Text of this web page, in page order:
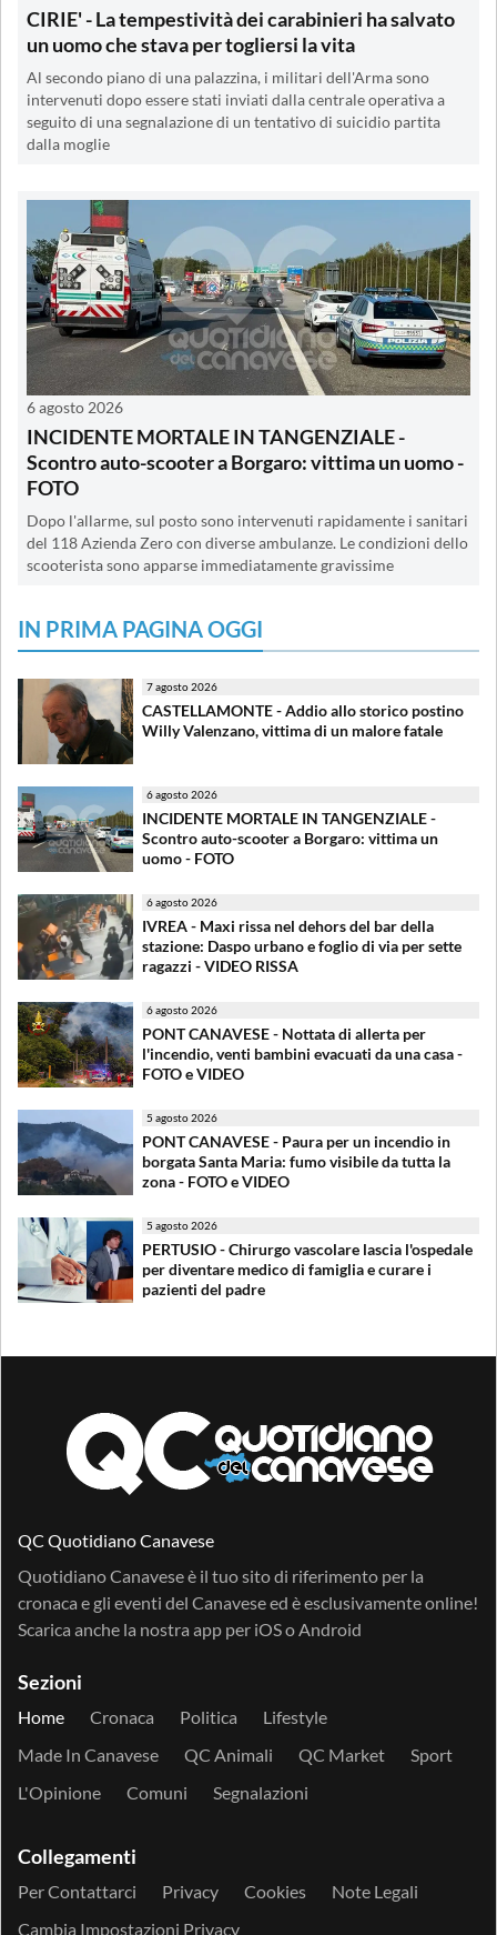
CIRIE' - La tempestività dei carabinieri ha salvato
un uomo che stava per togliersi la vita
Al secondo piano di una palazzina, i militari dell'Arma sono
intervenuti dopo essere stati inviati dalla centrale operativa a
seguito di una segnalazione di un tentativo di suicidio partita
dalla moglie
6 agosto 2026
INCIDENTE MORTALE IN TANGENZIALE -
Scontro auto-scooter a Borgaro: vittima un uomo -
FOTO
Dopo l'allarme, sul posto sono intervenuti rapidamente i sanitari
del 118 Azienda Zero con diverse ambulanze. Le condizioni dello
scooterista sono apparse immediatamente gravissime
IN PRIMA PAGINA OGGI
7 agosto 2026
CASTELLAMONTE - Addio allo storico postino
Willy Valenzano, vittima di un malore fatale
6 agosto 2026
INCIDENTE MORTALE IN TANGENZIALE -
Scontro auto-scooter a Borgaro: vittima un
uomo - FOTO
6 agosto 2026
IVREA - Maxi rissa nel dehors del bar della
stazione: Daspo urbano e foglio di via per sette
ragazzi - VIDEO RISSA
6 agosto 2026
PONT CANAVESE - Nottata di allerta per
l'incendio, venti bambini evacuati da una casa -
FOTO e VIDEO
5 agosto 2026
PONT CANAVESE - Paura per un incendio in
borgata Santa Maria: fumo visibile da tutta la
zona - FOTO e VIDEO
5 agosto 2026
PERTUSIO - Chirurgo vascolare lascia l'ospedale
per diventare medico di famiglia e curare i
pazienti del padre
QC Quotidiano Canavese
Quotidiano Canavese è il tuo sito di riferimento per la
cronaca e gli eventi del Canavese ed è esclusivamente online!
Scarica anche la nostra app per iOSo Android
Sezioni
Home Cronaca Politica
Lifestyle
Made In Canavese
QC Animali QC Market
Sport
L'Opinione
Comuni Segnalazioni
Collegamenti
Per Contattarci Privacy Cookies
Note Legali
Cambia Impostazioni Privacy